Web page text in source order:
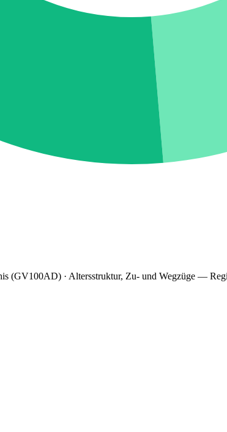
(GV100AD) · Altersstruktur, Zu- und Wegzüge —